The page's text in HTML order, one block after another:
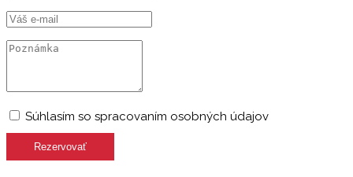
čas
Emailová
adresa
Poznámka
Súhlasím
spracovaním
Súhlasím so spracovaním osobných údajov